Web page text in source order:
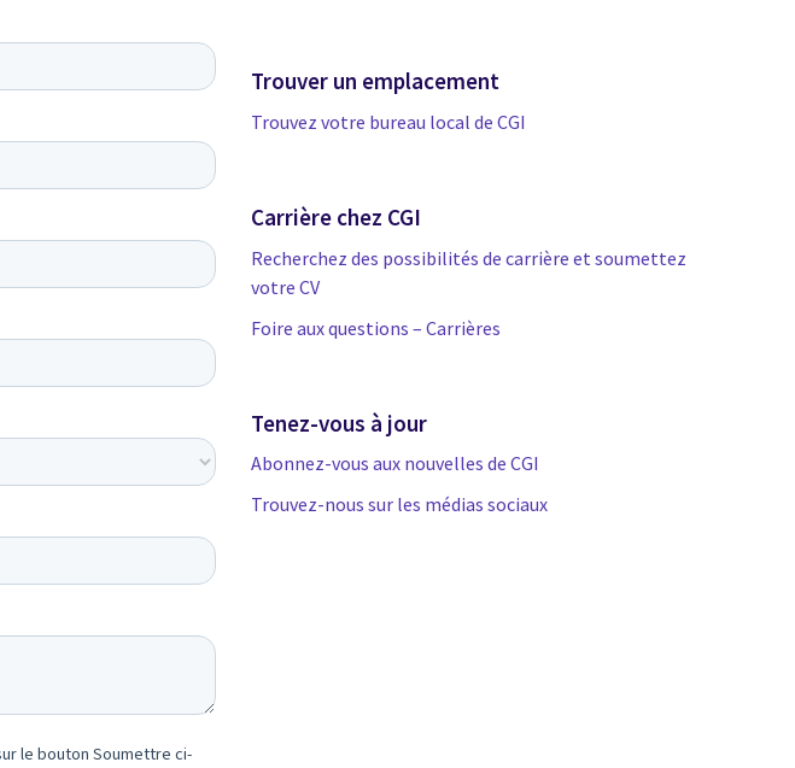
Trouver un emplacement
Trouvez votre bureau local de CGI
Carrière chez CGI
Recherchez des possibilités de carrière et soumettez
votre CV
Foire aux questions – Carrières
Tenez-vous à jour
Abonnez-vous aux nouvelles de CGI
Trouvez-nous sur les médias sociaux